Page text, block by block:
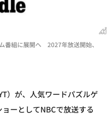
番組に展開へ 2027年放送開始、
）が、人気ワードパズルゲ
ーとしてNBCで放送する